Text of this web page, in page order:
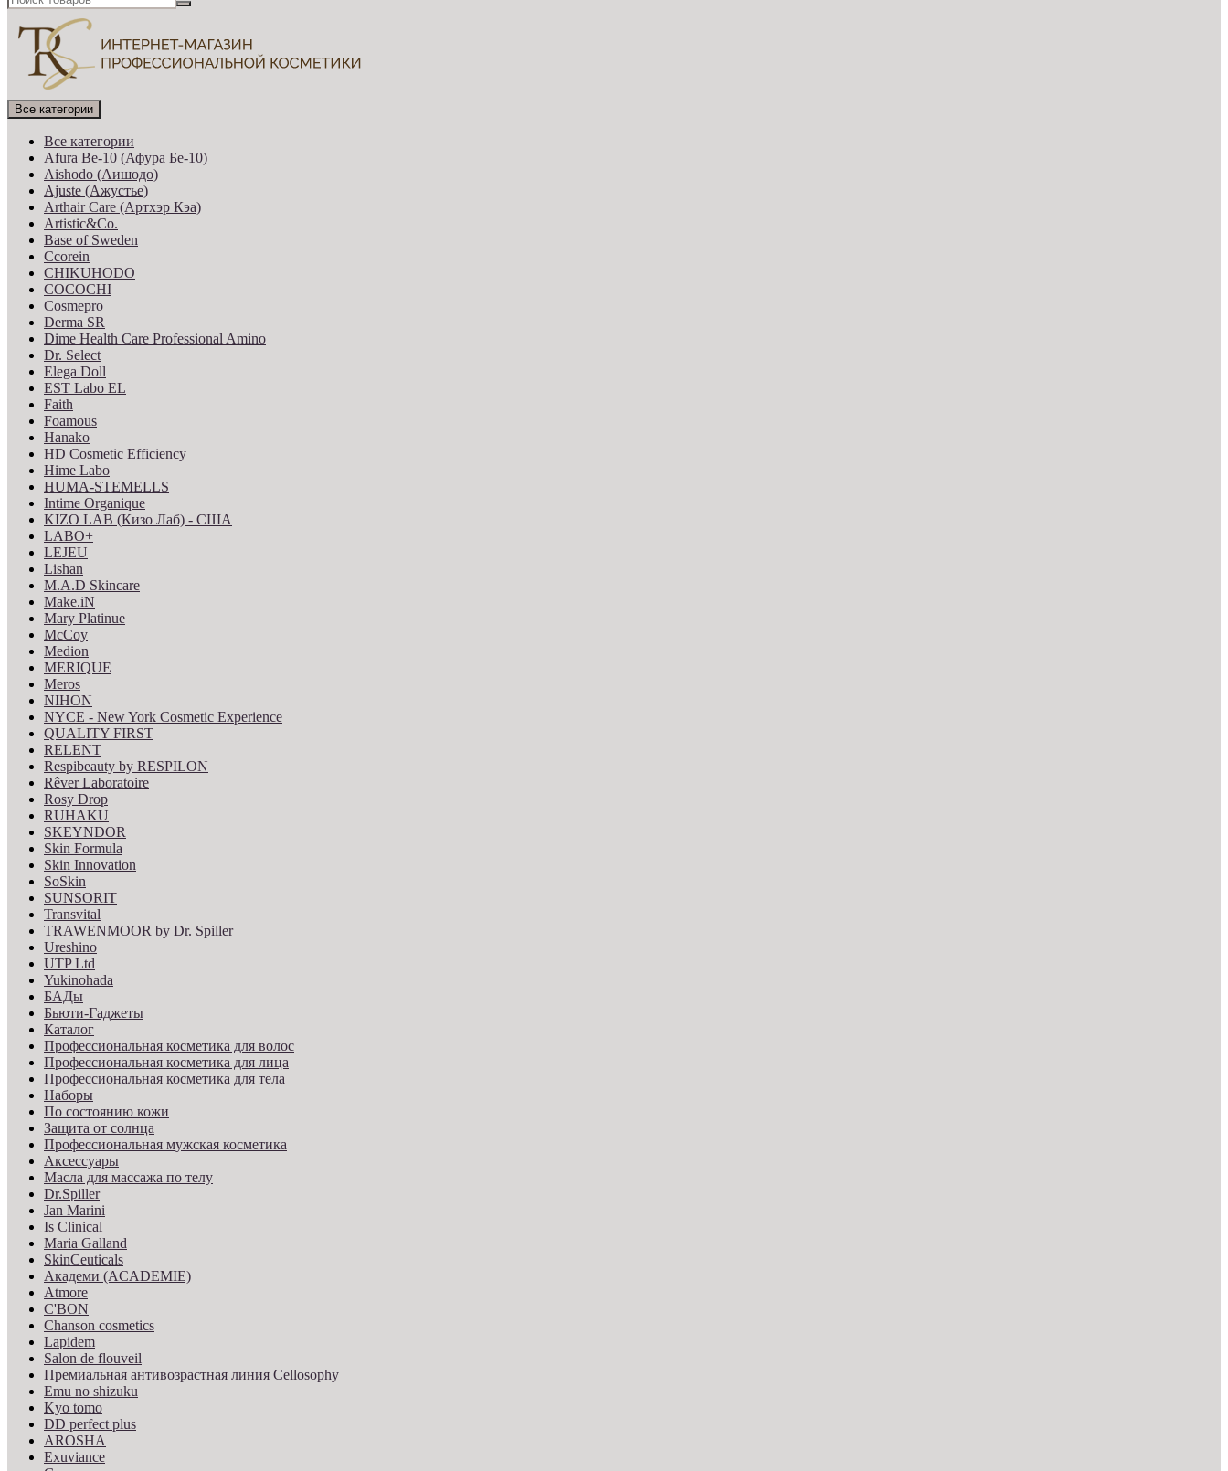
Все категории
Все категории
Afura Be-10 (Афура Бе-10)
Aishodo (Аишодо)
Ajuste (Ажустье)
Arthair Care (Артхэр Кэа)
Artistic&Co.
Base of Sweden
Ccorein
CHIKUHODO
COCOCHI
Cosmepro
Derma SR
Dime Health Care Professional Amino
Dr. Select
Elega Doll
EST Labo EL
Faith
Foamous
Hanako
HD Cosmetic Efficiency
Hime Labo
HUMA-STEMELLS
Intime Organique
KIZO LAB (Кизо Лаб) - США
LABO+
LEJEU
Lishan
M.A.D Skincare
Make.iN
Mary Platinue
McCoy
Medion
MERIQUE
Meros
NIHON
NYCE - New York Cosmetic Experience
QUALITY FIRST
RELENT
Respibeauty by RESPILON
Rêver Laboratoire
Rosy Drop
RUHAKU
SKEYNDOR
Skin Formula
Skin Innovation
SoSkin
SUNSORIT
Transvital
TRAWENMOOR by Dr. Spiller
Ureshino
UTP Ltd
Yukinohada
БАДы
Бьюти-Гаджеты
Каталог
Профессиональная косметика для волос
Профессиональная косметика для лица
Профессиональная косметика для тела
Наборы
По состоянию кожи
Защита от солнца
Профессиональная мужская косметика
Аксессуары
Масла для массажа по телу
Dr.Spiller
Jan Marini
Is Clinical
Maria Galland
SkinCeuticals
Академи (ACADEMIE)
Atmore
C'BON
Chanson cosmetics
Lapidem
Salon de flouveil
Премиальная антивозрастная линия Cellosophy
Emu no shizuku
Kyo tomo
DD perfect plus
AROSHA
Exuviance